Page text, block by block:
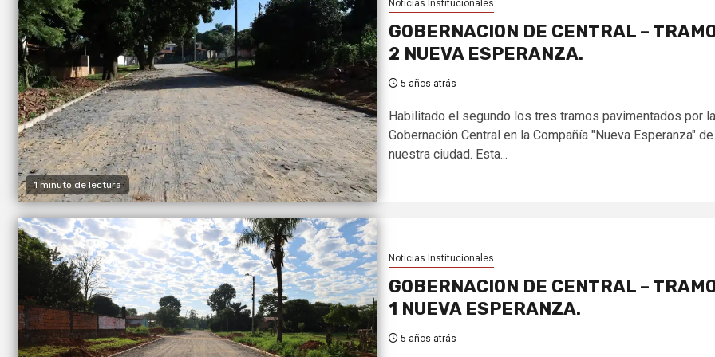
1 minuto de lectura
Noticias Institucionales
GOBERNACION DE CENTRAL –
2 NUEVA ESPERANZA.
5 años atrás
Habilitado el segundo los tres tramos pavimentados por la
Gobernación Central en la Compañía "Nueva Esperanza" de
nuestra ciudad. Esta...
Noticias Institucionales
GOBERNACION DE CENTRAL –
1 NUEVA ESPERANZA.
5 años atrás